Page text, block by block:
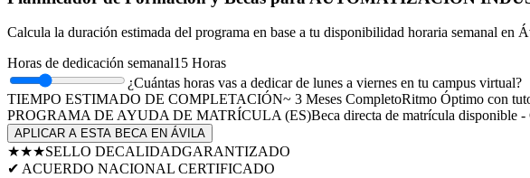
Calcula la duración estimada del programa en base a tu disponibilidad horaria semanal en
Horas de dedicación semanal15 Horas
¿Cuántas horas vas a dedicar de lunes a viernes en tu campus virtual?
TIEMPO ESTIMADO DE COMPLETACIÓN~ 3 Meses CompletoRitmo Óptimo con
PROGRAMA DE AYUDA DE MATRÍCULA (ES)Beca directa de matrícula disponible -
APLICAR A ESTA BECA EN ÁVILA
★★★SELLO DECALIDADGARANTIZADO
✔ ACUERDO NACIONAL CERTIFICADO